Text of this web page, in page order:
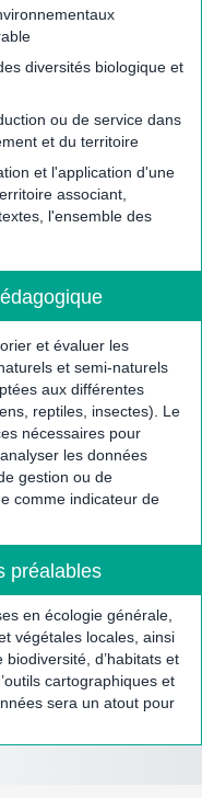
diversités biologique et
ou de service dans
et du territoire
et l'application d'une
associant,
l'ensemble des
et évaluer les
et semi-naturels
aux différentes
reptiles, insectes). Le
nécessaires pour
les données
gestion ou de
comme indicateur de
préalables
en écologie générale,
végétales locales, ainsi
d’habitats et
cartographiques et
sera un atout pour